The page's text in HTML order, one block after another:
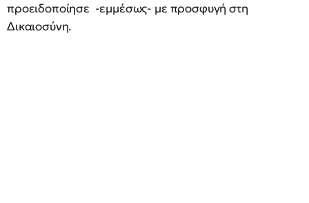
προειδοποίησε -εμμέσως- με προσφυγή στη
Δικαιοσύνη.